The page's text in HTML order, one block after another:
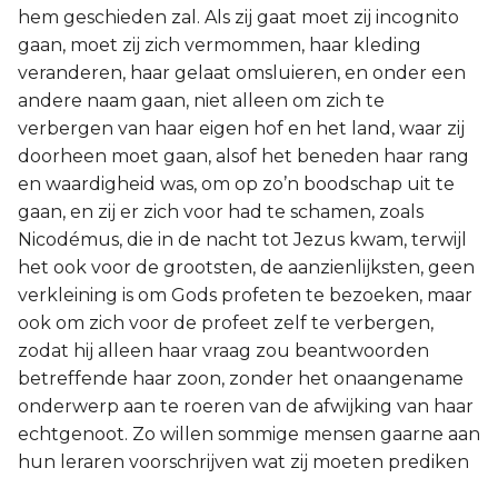
hem geschieden zal. Als zij gaat moet zij incognito
gaan, moet zij zich vermommen, haar kleding
veranderen, haar gelaat omsluieren, en onder een
andere naam gaan, niet alleen om zich te
verbergen van haar eigen hof en het land, waar zij
doorheen moet gaan, alsof het beneden haar rang
en waardigheid was, om op zo’n boodschap uit te
gaan, en zij er zich voor had te schamen, zoals
Nicodémus, die in de nacht tot Jezus kwam, terwijl
het ook voor de grootsten, de aanzienlijksten, geen
verkleining is om Gods profeten te bezoeken, maar
ook om zich voor de profeet zelf te verbergen,
zodat hij alleen haar vraag zou beantwoorden
betreffende haar zoon, zonder het onaangename
onderwerp aan te roeren van de afwijking van haar
echtgenoot. Zo willen sommige mensen gaarne aan
hun leraren voorschrijven wat zij moeten prediken